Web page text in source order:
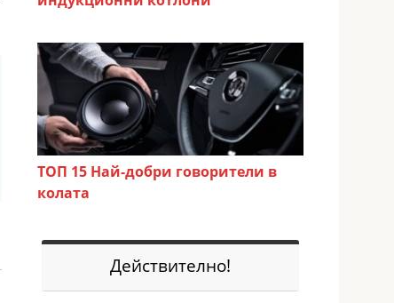
ТОП 15 Най-добри говорители в
колата
Действително!